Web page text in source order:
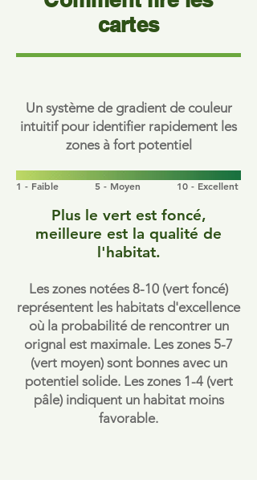
cartes
Un système de gradient de couleur
intuitif pour identifier rapidement les
zones à fort potentiel
1 - Faible 5 - Moyen 10 - Excellent
Plus le vert est foncé,
meilleure est la qualité de
l'habitat.
Les zones notées 8-10 (vert foncé)
représentent les habitats d'excellence
où la probabilité de rencontrer un
orignal est maximale. Les zones 5-7
(vert moyen) sont bonnes avec un
potentiel solide. Les zones 1-4 (vert
pâle) indiquent un habitat moins
favorable.